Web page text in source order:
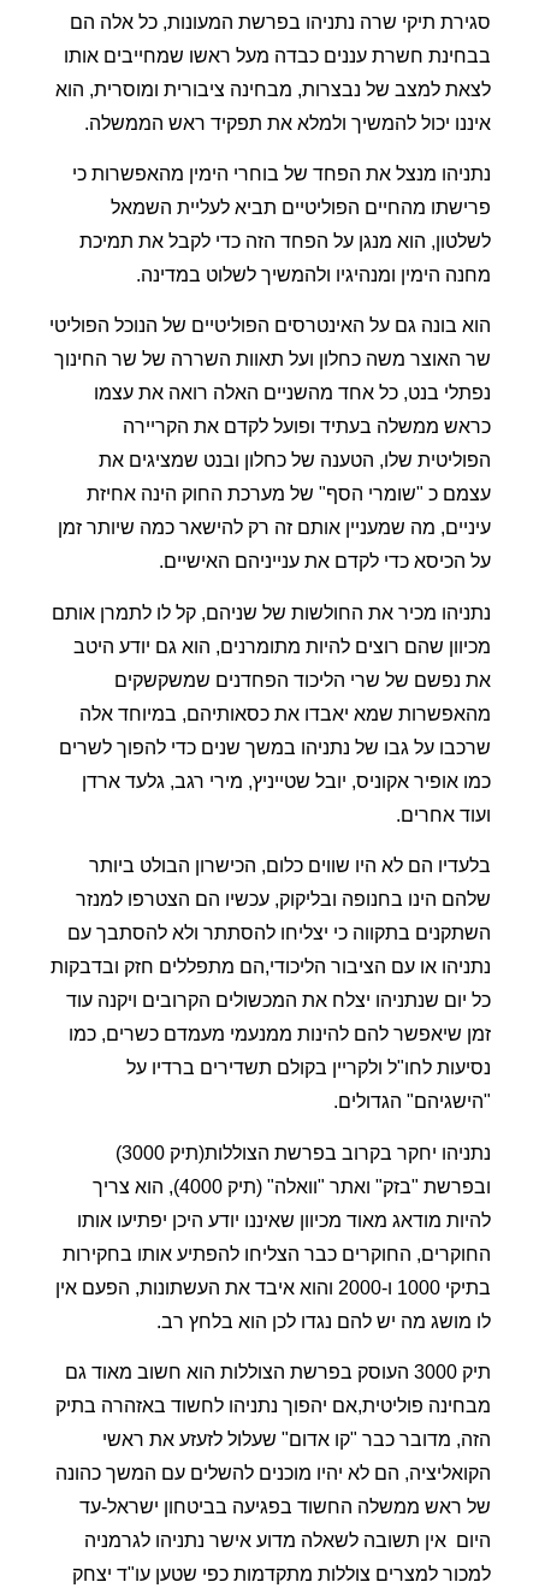
סגירת תיקי שרה נתניהו בפרשת המעונות, כל אלה הם
בבחינת חשרת עננים כבדה מעל ראשו שמחייבים אותו
לצאת למצב של נבצרות, מבחינה ציבורית ומוסרית, הוא
איננו יכול להמשיך ולמלא את תפקיד ראש הממשלה.
נתניהו מנצל את הפחד של בוחרי הימין מהאפשרות כי
פרישתו מהחיים הפוליטיים תביא לעליית השמאל
לשלטון, הוא מנגן על הפחד הזה כדי לקבל את תמיכת
מחנה הימין ומנהיגיו ולהמשיך לשלוט במדינה.
הוא בונה גם על האינטרסים הפוליטיים של הנוכל הפוליטי
שר האוצר משה כחלון ועל תאוות השררה של שר החינוך
נפתלי בנט, כל אחד מהשניים האלה רואה את עצמו
כראש ממשלה בעתיד ופועל לקדם את הקריירה
הפוליטית שלו, הטענה של כחלון ובנט שמציגים את
עצמם כ "שומרי הסף" של מערכת החוק הינה אחיזת
עיניים, מה שמעניין אותם זה רק להישאר כמה שיותר זמן
על הכיסא כדי לקדם את ענייניהם האישיים.
נתניהו מכיר את החולשות של שניהם, קל לו לתמרן אותם
מכיוון שהם רוצים להיות מתומרנים, הוא גם יודע היטב
את נפשם של שרי הליכוד הפחדנים שמשקשקים
מהאפשרות שמא יאבדו את כסאותיהם, במיוחד אלה
שרכבו על גבו של נתניהו במשך שנים כדי להפוך לשרים
כמו אופיר אקוניס, יובל שטייניץ, מירי רגב, גלעד ארדן
ועוד אחרים.
בלעדיו הם לא היו שווים כלום, הכישרון הבולט ביותר
שלהם הינו בחנופה ובליקוק, עכשיו הם הצטרפו למנזר
השתקנים בתקווה כי יצליחו להסתתר ולא להסתבך עם
נתניהו או עם הציבור הליכודי,הם מתפללים חזק ובדבקות
כל יום שנתניהו יצלח את המכשולים הקרובים ויקנה עוד
זמן שיאפשר להם להינות ממנעמי מעמדם כשרים, כמו
נסיעות לחו"ל ולקריין בקולם תשדירים ברדיו על
"הישגיהם" הגדולים.
נתניהו יחקר בקרוב בפרשת הצוללות(תיק 3000)
ובפרשת "בזק" ואתר "וואלה" (תיק 4000), הוא צריך
להיות מודאג מאוד מכיוון שאיננו יודע היכן יפתיעו אותו
החוקרים, החוקרים כבר הצליחו להפתיע אותו בחקירות
בתיקי 1000 ו-2000 והוא איבד את העשתונות, הפעם אין
לו מושג מה יש להם נגדו לכן הוא בלחץ רב.
תיק 3000 העוסק בפרשת הצוללות הוא חשוב מאוד גם
מבחינה פוליטית,אם יהפוך נתניהו לחשוד באזהרה בתיק
הזה, מדובר כבר "קו אדום" שעלול לזעזע את ראשי
הקואליציה, הם לא יהיו מוכנים להשלים עם המשך כהונה
של ראש ממשלה החשוד בפגיעה בביטחון ישראל-עד
היום אין תשובה לשאלה מדוע אישר נתניהו לגרמניה
למכור למצרים צוללות מתקדמות כפי שטען עו"ד יצחק